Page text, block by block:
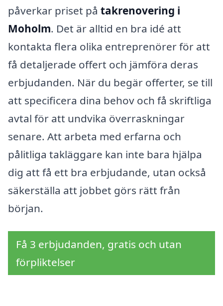
påverkar priset på takrenovering i
Moholm. Det är alltid en bra idé att
kontakta flera olika entreprenörer för att
få detaljerade offert och jämföra deras
erbjudanden. När du begär offerter, se till
att specificera dina behov och få skriftliga
avtal för att undvika överraskningar
senare. Att arbeta med erfarna och
pålitliga takläggare kan inte bara hjälpa
dig att få ett bra erbjudande, utan också
säkerställa att jobbet görs rätt från
början.
Få 3 erbjudanden, gratis och utan
förpliktelser